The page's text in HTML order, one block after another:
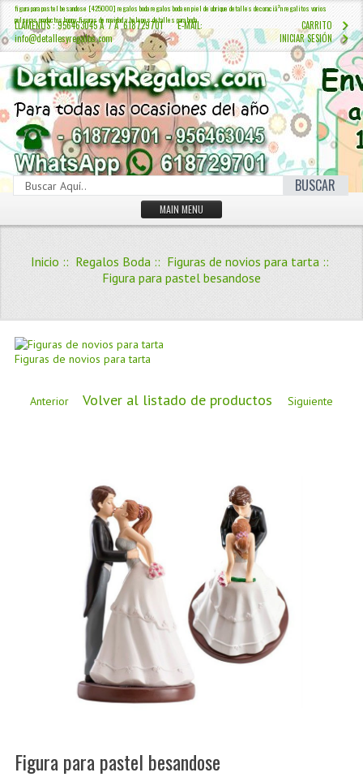
figura para pastel besandose [425000] regalos boda regalos boda en piel de ubrique detalles decoraciã³n regalitos varios
pulseras productos happy figuras de navidad y belenes detalles para boda
LLÁMENOS : 956463045 Â / Â 618729701 E-MAIL:
info@detallesyregalos.com
CARRITO
INICIAR SESIÓN
BUSCAR
MAIN MENU
CONTÁCTENOS
CÓMO COMPRAR
DÓNDE ESTAMOS
Inicio :: Regalos Boda :: Figuras de novios para tarta ::
Figura para pastel besandose
Figuras de novios para tarta
Anterior Volver al listado de productos Siguiente
Figura para pastel besandose